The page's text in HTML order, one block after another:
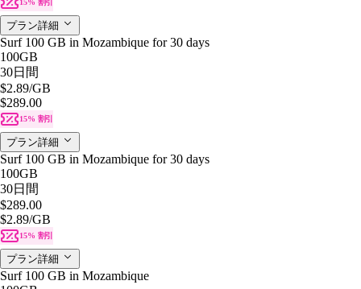
プラン詳細
Surf 100 GB in Mozambique for 30 days
100GB
30日間
$2.89/GB
$289.00
15% 割引
プラン詳細
Surf 100 GB in Mozambique for 30 days
100GB
30日間
$289.00
$2.89/GB
15% 割引
プラン詳細
Surf 100 GB in Mozambique